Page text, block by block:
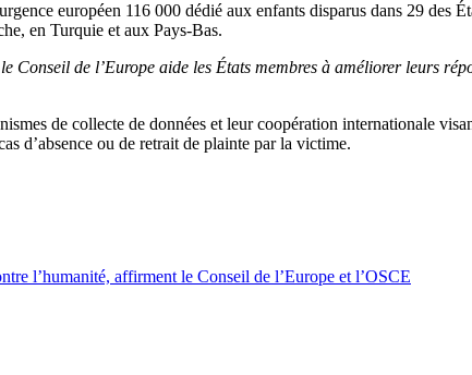
européen 116 000 dédié aux enfants disparus dans 29 des
en Turquie et aux Pays-Bas.
Conseil de l’Europe aide les États membres à améliorer leurs
de collecte de données et leur coopération internationale
d’absence ou de retrait de plainte par la victime.
l’humanité, affirment le Conseil de l’Europe et l’OSCE